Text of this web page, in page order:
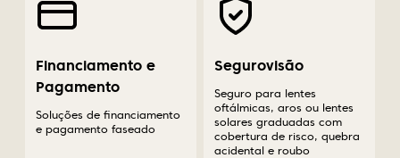
Financiamento e
Pagamento
Soluções de financiamento
e pagamento faseado
Segurovisão
Seguro para lentes
oftálmicas, aros ou lentes
solares graduadas com
cobertura de risco, quebra
acidental e roubo